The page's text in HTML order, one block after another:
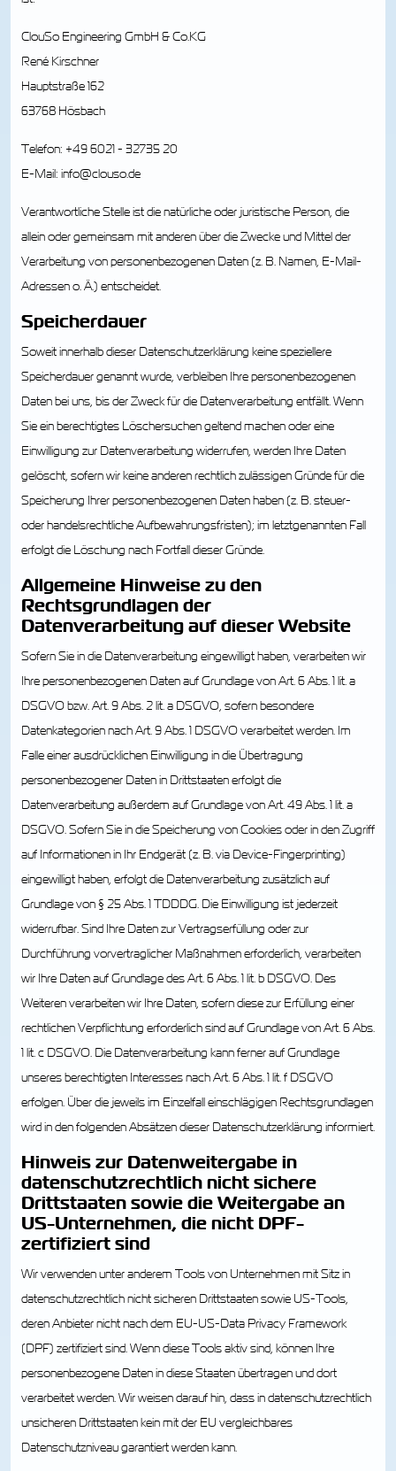
ClouSo Engineering GmbH & Co.KG
René Kirschner
Hauptstraße 162
63768 Hösbach
Telefon: +49 6021 - 32735 20
E-Mail: info@clouso.de
Verantwortliche Stelle ist die natürliche oder juristische Person, die
allein oder gemeinsam mit anderen über die Zwecke und Mittel der
Verarbeitung von personenbezogenen Daten (z. B. Namen, E-Mail-
Adressen o. Ä.) entscheidet.
Speicherdauer
Soweit innerhalb dieser Datenschutzerklärung keine speziellere
Speicherdauer genannt wurde, verbleiben Ihre personenbezogenen
Daten bei uns, bis der Zweck für die Datenverarbeitung entfällt. Wenn
Sie ein berechtigtes Löschersuchen geltend machen oder eine
Einwilligung zur Datenverarbeitung widerrufen, werden Ihre Daten
gelöscht, sofern wir keine anderen rechtlich zulässigen Gründe für die
Speicherung Ihrer personenbezogenen Daten haben (z. B. steuer-
oder handelsrechtliche Aufbewahrungsfristen); im letztgenannten Fall
erfolgt die Löschung nach Fortfall dieser Gründe.
Allgemeine Hinweise zu den
Rechtsgrundlagen der
Datenverarbeitung auf dieser Website
Sofern Sie in die Datenverarbeitung eingewilligt haben, verarbeiten wir
Ihre personenbezogenen Daten auf Grundlage von Art. 6 Abs. 1 lit. a
DSGVO bzw. Art. 9 Abs. 2 lit. a DSGVO, sofern besondere
Datenkategorien nach Art. 9 Abs. 1 DSGVO verarbeitet werden. Im
Falle einer ausdrücklichen Einwilligung in die Übertragung
personenbezogener Daten in Drittstaaten erfolgt die
Datenverarbeitung außerdem auf Grundlage von Art. 49 Abs. 1 lit. a
DSGVO. Sofern Sie in die Speicherung von Cookies oder in den Zugriff
auf Informationen in Ihr Endgerät (z. B. via Device-Fingerprinting)
eingewilligt haben, erfolgt die Datenverarbeitung zusätzlich auf
Grundlage von § 25 Abs. 1 TDDDG. Die Einwilligung ist jederzeit
widerrufbar. Sind Ihre Daten zur Vertragserfüllung oder zur
Durchführung vorvertraglicher Maßnahmen erforderlich, verarbeiten
wir Ihre Daten auf Grundlage des Art. 6 Abs. 1 lit. b DSGVO. Des
Weiteren verarbeiten wir Ihre Daten, sofern diese zur Erfüllung einer
rechtlichen Verpflichtung erforderlich sind auf Grundlage von Art. 6 Abs.
1 lit. c DSGVO. Die Datenverarbeitung kann ferner auf Grundlage
unseres berechtigten Interesses nach Art. 6 Abs. 1 lit. f DSGVO
erfolgen. Über die jeweils im Einzelfall einschlägigen Rechtsgrundlagen
wird in den folgenden Absätzen dieser Datenschutzerklärung informiert.
Hinweis zur Datenweitergabe in
datenschutzrechtlich nicht sichere
Drittstaaten sowie die Weitergabe an
US-Unternehmen, die nicht DPF-
zertifiziert sind
Wir verwenden unter anderem Tools von Unternehmen mit Sitz in
datenschutzrechtlich nicht sicheren Drittstaaten sowie US-Tools,
deren Anbieter nicht nach dem EU-US-Data Privacy Framework
(DPF) zertifiziert sind. Wenn diese Tools aktiv sind, können Ihre
personenbezogene Daten in diese Staaten übertragen und dort
verarbeitet werden. Wir weisen darauf hin, dass in datenschutzrechtlich
unsicheren Drittstaaten kein mit der EU vergleichbares
Datenschutzniveau garantiert werden kann.